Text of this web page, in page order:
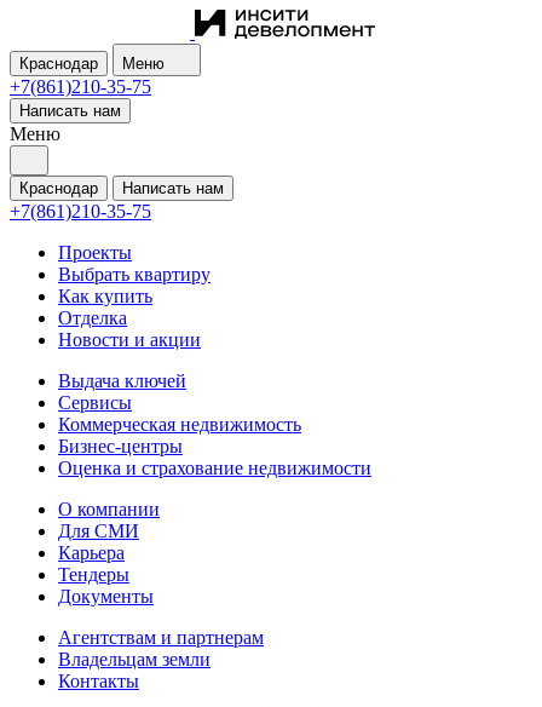
Краснодар Меню
+7(861)210-35-75
Написать нам
Меню
Краснодар Написать нам
+7(861)210-35-75
Проекты
Выбрать квартиру
Как купить
Отделка
Новости и акции
Выдача ключей
Сервисы
Коммерческая недвижимость
Бизнес-центры
Оценка и страхование недвижимости
О компании
Для СМИ
Карьера
Тендеры
Документы
Агентствам и партнерам
Владельцам земли
Контакты